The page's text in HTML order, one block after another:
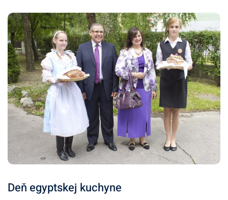
Deň egyptskej kuchyne